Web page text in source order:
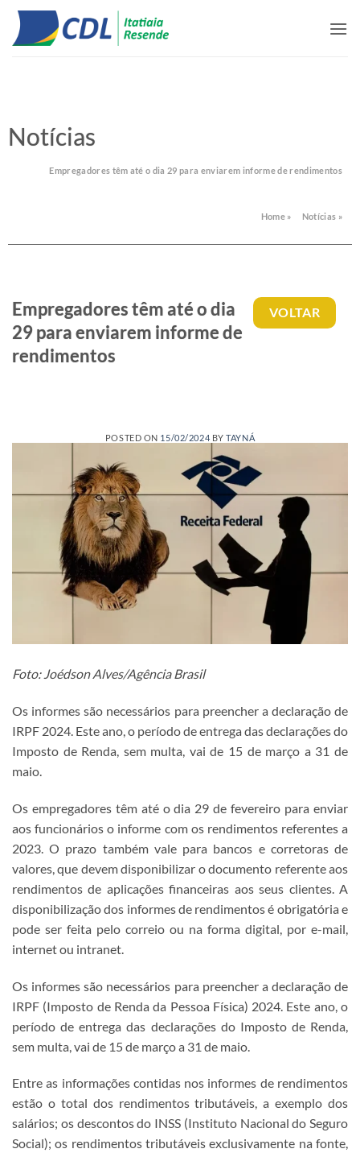
Skip
content
Notícias
Empregadores têm até o dia 29 para enviarem informe de rendimentos
Notícias »
Home »
Empregadores têm até o dia
29 para enviarem informe de
rendimentos
VOLTAR
POSTED ON 15/02/2024 BYTAYNÁ
Foto: Joédson Alves/Agência Brasil
Os informes são necessários para preencher a declaração de
IRPF 2024. Este ano, o período de entrega das declarações do
Imposto de Renda, sem multa, vai de 15 de março a 31 de
maio.
Os empregadores têm até o dia 29 de fevereiro para enviar
aos funcionários o informe com os rendimentos referentes a
2023. O prazo também vale para bancos e corretoras de
valores, que devem disponibilizar o documento referente aos
rendimentos de aplicações financeiras aos seus clientes. A
disponibilização dos informes de rendimentos é obrigatória e
pode ser feita pelo correio ou na forma digital, por e-mail,
internet ou intranet.
Os informes são necessários para preencher a declaração de
IRPF (Imposto de Renda da Pessoa Física) 2024. Este ano, o
período de entrega das declarações do Imposto de Renda,
sem multa, vai de 15 de março a 31 de maio.
Entre as informações contidas nos informes de rendimentos
estão o total dos rendimentos tributáveis, a exemplo dos
salários; os descontos do INSS (Instituto Nacional do Seguro
Social); os rendimentos tributáveis exclusivamente na fonte,